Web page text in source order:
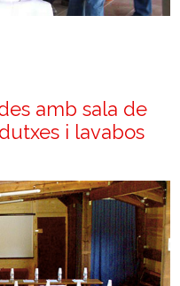
amb sala de
i lavabos